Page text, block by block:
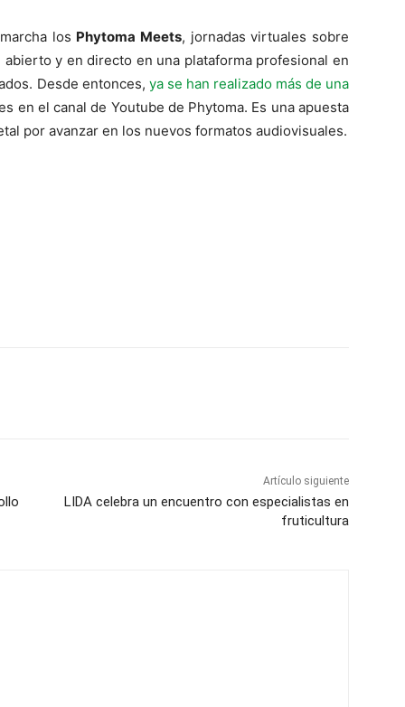
los Phytoma Meets, jornadas virtuales sobre
y en directo en una plataforma profesional en
Desde entonces, ya se han realizado más de una
en el canal de Youtube de Phytoma. Es una apuesta
por avanzar en los nuevos formatos audiovisuales.
Artículo siguiente
LIDA celebra un encuentro con especialistas en
fruticultura